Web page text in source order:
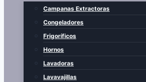
Campanas Extractoras
Congeladores
Frigoríficos
Hornos
Lavadoras
Lavavajillas